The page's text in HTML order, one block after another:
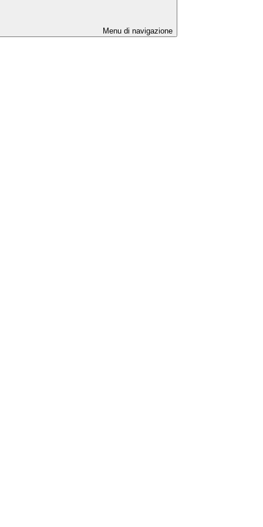
Menu di navigazione